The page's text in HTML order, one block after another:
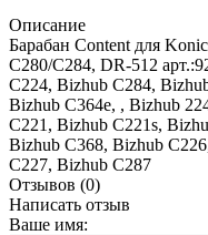
Описание
Барабан Content для
С280/C284, DR-512
C224, Bizhub C284,
Bizhub C364e, , Bizhub
C221, Bizhub C221s,
Bizhub C368, Bizhub
C227, Bizhub C287
Отзывов (0)
Написать отзыв
Ваше имя: